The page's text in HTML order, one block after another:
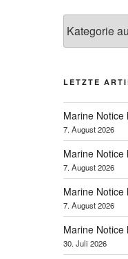
LETZTE
Marine Notice
7. August 2026
Marine Notice
7. August 2026
Marine Notice
7. August 2026
Marine Notice
30. Juli 2026